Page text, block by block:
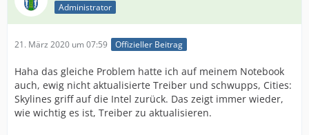
Administrator
21. März 2020 um 07:59 Offizieller Beitrag
Haha das gleiche Problem hatte ich auf meinem Notebook
auch, ewig nicht aktualisierte Treiber und schwupps, Cities:
Skylines griff auf die Intel zurück. Das zeigt immer wieder,
wie wichtig es ist, Treiber zu aktualisieren.